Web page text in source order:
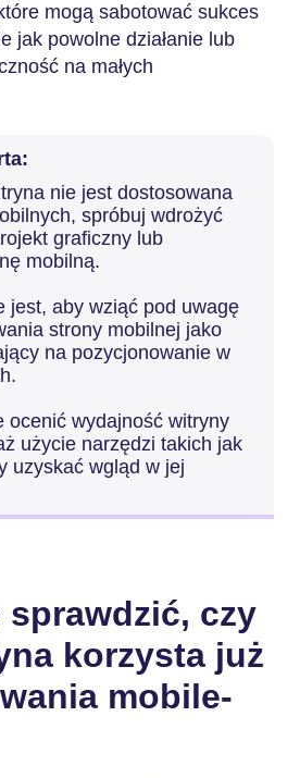
mogą sabotować sukces
jak powolne działanie lub
na małych
nie jest dostosowana
spróbuj wdrożyć
graficzny lub
mobilną.
jest, aby wziąć pod uwagę
strony mobilnej jako
na pozycjonowanie w
ocenić wydajność witryny
użycie narzędzi takich jak
uzyskać wgląd w jej
sprawdzić, czy
korzysta już
mobile-